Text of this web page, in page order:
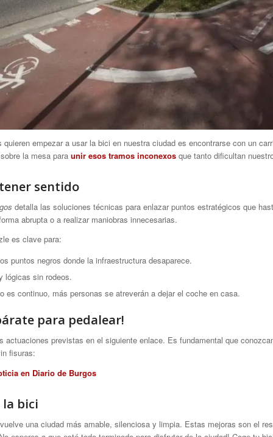
empezar a usar la bici en nuestra ciudad es encontrarse con un
la mesa para unir esos tramos inconexos que tanto dificultan
sentido
detalla las soluciones técnicas para enlazar puntos estratégicos que
abrupta o a realizar maniobras innecesarias.
es clave para:
puntos negros donde la infraestructura desaparece.
lógicas sin rodeos.
es continuo, más personas se atreverán a dejar el coche en casa.
para pedalear!
actuaciones previstas en el siguiente enlace. Es fundamental que
fisuras:
en Diario de Burgos
la bici
una ciudad más amable, silenciosa y limpia. Estas mejoras son el